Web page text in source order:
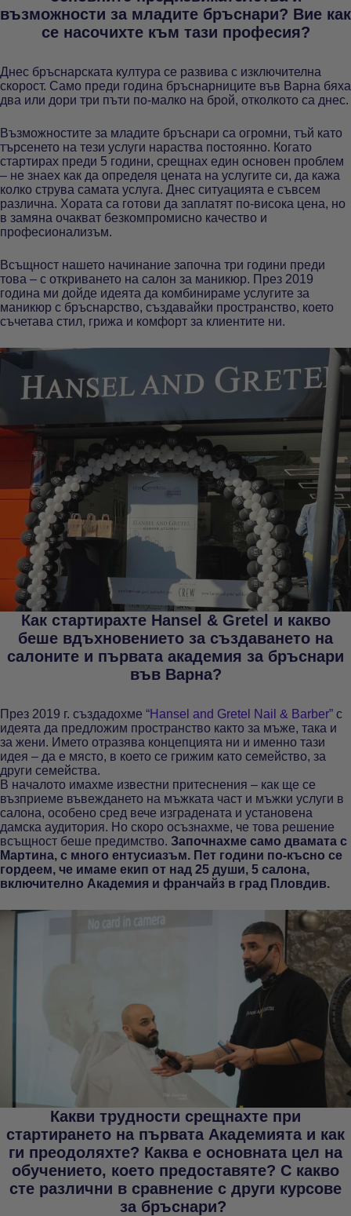
възможности за младите бръснари? Вие как
се насочихте към тази професия?
Днес бръснарската култура се развива с изключителна
скорост. Само преди година бръснарниците във Варна бяха
два или дори три пъти по-малко на брой, отколкото са днес.
Възможностите за младите бръснари са огромни, тъй като
търсенето на тези услуги нараства постоянно. Когато
стартирах преди 5 години, срещнах един основен проблем
– не знаех как да определя цената на услугите си, да кажа
колко струва самата услуга. Днес ситуацията е съвсем
различна. Хората са готови да заплатят по-висока цена, но
в замяна очакват безкомпромисно качество и
професионализъм.
Всъщност нашето начинание започна три години преди
това – с откриването на салон за маникюр. През 2019
година ми дойде идеята да комбинираме услугите за
маникюр с бръснарство, създавайки пространство, което
съчетава стил, грижа и комфорт за клиентите ни.
Как стартирахте Hansel & Gretel и какво
беше вдъхновението за създаването на
салоните и първата академия за бръснари
във Варна?
През 2019 г. създадохме “Hansel and Gretel Nail & Barber” с
идеята да предложим пространство както за мъже, така и
за жени. Името отразява концепцията ни и именно тази
идея – да е място, в което се грижим като семейство, за
други семейства.
В началото имахме известни притеснения – как ще се
възприеме въвеждането на мъжката част и мъжки услуги в
салона, особено сред вече изградената и установена
дамска аудитория. Но скоро осъзнахме, че това решение
всъщност беше предимство. Започнахме само двамата с
Мартина, с много ентусиазъм. Пет години по-късно се
гордеем, че имаме екип от над 25 души, 5 салона,
включително Академия и франчайз в град Пловдив.
Какви трудности срещнахте при
стартирането на първата Академията и как
ги преодоляхте? Каква е основната цел на
обучението, което предоставяте? С какво
сте различни в сравнение с други курсове
за бръснари?